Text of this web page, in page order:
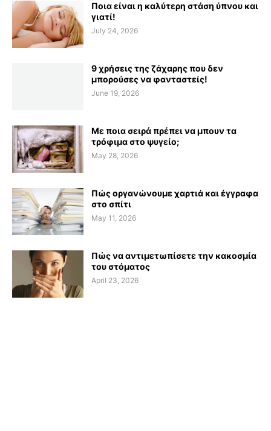
Ποια είναι η καλύτερη στάση ύπνου και
γιατί!
July 24, 2026
9 χρήσεις της ζάχαρης που δεν
μπορούσες να φανταστείς!
June 19, 2026
Με ποια σειρά πρέπει να μπουν τα
τρόφιμα στο ψυγείο;
May 28, 2026
Πώς οργανώνουμε χαρτιά και έγγραφα
στο σπίτι
May 11, 2026
Πώς να αντιμετωπίσετε την κακοσμία
του στόματος
April 23, 2026